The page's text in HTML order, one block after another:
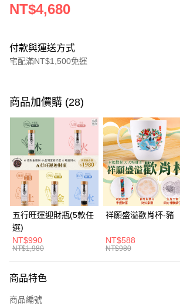
NT$4,680
付款與運送方式
宅配滿NT$1,500免運
信用卡一次付款
LINE Pay
Apple Pay
街口支付
悠遊付
Google Pay
全支付
大哥付你分期
【大哥付你分期使用說明】
2.付款方式選擇「大哥付你分期」，訂單成立後會自
商品加價購 (28)
五行旺運迎財瓶(5款任
選)
NT$990
NT$1,980
祥願盛溢歡肖杯-豬
NT$588
NT$980
商品特色
商品編號